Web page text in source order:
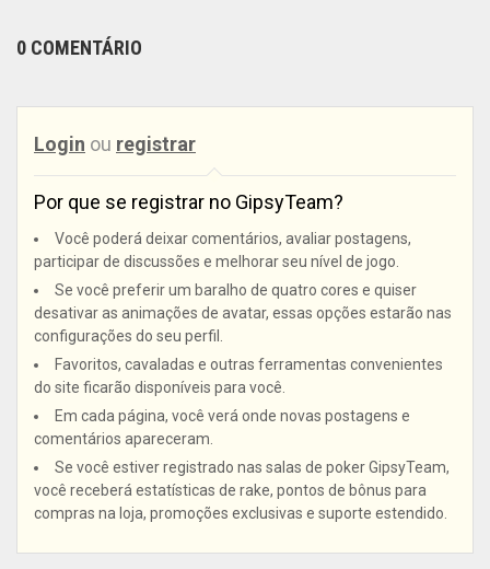
0 COMENTÁRIO
Login ou registrar
Por que se registrar no GipsyTeam?
Você poderá deixar comentários, avaliar postagens,
participar de discussões e melhorar seu nível de jogo.
Se você preferir um baralho de quatro cores e quiser
desativar as animações de avatar, essas opções estarão nas
configurações do seu perfil.
Favoritos, cavaladas e outras ferramentas convenientes
do site ficarão disponíveis para você.
Em cada página, você verá onde novas postagens e
comentários apareceram.
Se você estiver registrado nas salas de poker GipsyTeam,
você receberá estatísticas de rake, pontos de bônus para
compras na loja, promoções exclusivas e suporte estendido.